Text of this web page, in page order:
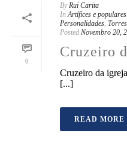
0
By Rui Carita
In Artífices e populares
Personalidades,
Posted Novembro 20,
Cruzeiro
Cruzeiro da
[...]
READ MORE